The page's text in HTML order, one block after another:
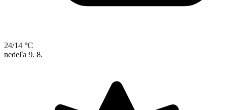
24/14 °C
nedeľa 9. 8.